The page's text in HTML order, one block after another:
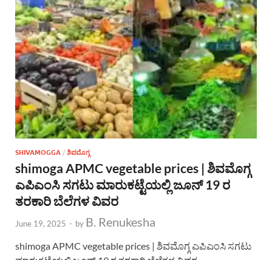
SHIVAMOGGA / ಶಿವಮೊಗ್ಗ
shimoga APMC vegetable prices | ಶಿವಮೊಗ್ಗ
ಎಪಿಎಂಸಿ ಸಗಟು ಮಾರುಕಟ್ಟೆಯಲ್ಲಿ ಜೂನ್ 19 ರ
ತರಕಾರಿ ಬೆಲೆಗಳ ವಿವರ
June 19, 2025 - by B. Renukesha
shimoga APMC vegetable prices | ಶಿವಮೊಗ್ಗ ಎಪಿಎಂಸಿ ಸಗಟು